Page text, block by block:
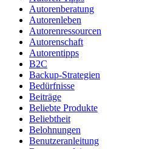
Autorenberatung
Autorenleben
Autorenressourcen
Autorenschaft
Autorentipps
B2C
Backup-Strategien
Bedürfnisse
Beiträge
Beliebte Produkte
Beliebtheit
Belohnungen
Benutzeranleitung